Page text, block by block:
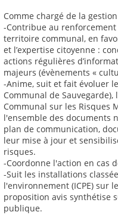
Comme chargé de la
-Contribue au
territoire communal, en
et l’expertise citoyenne :
actions régulières
majeurs (évènements «
-Anime, suit et fait évoluer
Communal de
Communal sur les Risques
l'ensemble des documents
plan de communication,
leur mise à jour et
risques.
-Coordonne l'action en cas
-Suit les installations
l'environnement (ICPE) sur
proposition avis synthétise
publique.